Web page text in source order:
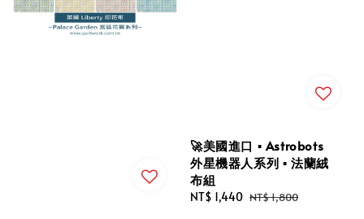
🚀美國進口 ▪︎ Astrobots
外星機器人系列 ▪︎ 法蘭絨
布組
Sale
NT$ 1,440 Regular
NT$ 1,800